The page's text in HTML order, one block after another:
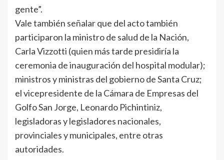
gente”.
Vale también señalar que del acto también
participaron la ministro de salud de la Nación,
Carla Vizzotti (quien más tarde presidiría la
ceremonia de inauguración del hospital modular);
ministros y ministras del gobierno de Santa Cruz;
el vicepresidente de la Cámara de Empresas del
Golfo San Jorge, Leonardo Pichintiniz,
legisladoras y legisladores nacionales,
provinciales y municipales, entre otras
autoridades.